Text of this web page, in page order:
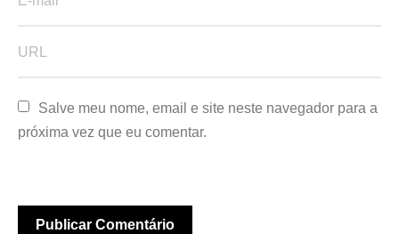
Salve meu nome, email e site neste navegador para a
próxima vez que eu comentar.